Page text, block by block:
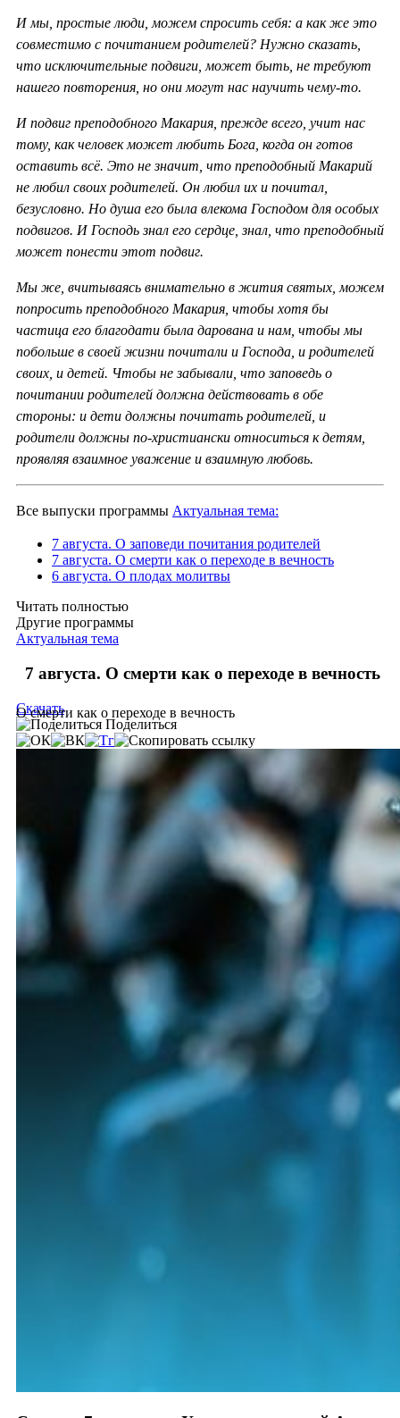
И мы, простые люди, можем спросить себя: а как же это
совместимо с почитанием родителей? Нужно сказать,
что исключительные подвиги, может быть, не требуют
нашего повторения, но они могут нас научить чему-то.
И подвиг преподобного Макария, прежде всего, учит нас
тому, как человек может любить Бога, когда он готов
оставить всё. Это не значит, что преподобный Макарий
не любил своих родителей. Он любил их и почитал,
безусловно. Но душа его была влекома Господом для особых
подвигов. И Господь знал его сердце, знал, что преподобный
может понести этот подвиг.
Мы же, вчитываясь внимательно в жития святых, можем
попросить преподобного Макария, чтобы хотя бы
частица его благодати была дарована и нам, чтобы мы
побольше в своей жизни почитали и Господа, и родителей
своих, и детей. Чтобы не забывали, что заповедь о
почитании родителей должна действовать в обе
стороны: и дети должны почитать родителей, и
родители должны по-христиански относиться к детям,
проявляя взаимное уважение и взаимную любовь.
Все выпуски программы Актуальная тема:
7 августа. О заповеди почитания родителей
7 августа. О смерти как о переходе в вечность
6 августа. О плодах молитвы
Читать полностью
Другие программы
Актуальная тема
7 августа. О смерти как о переходе в вечность
О смерти как о переходе в вечность
Скачать
Поделиться